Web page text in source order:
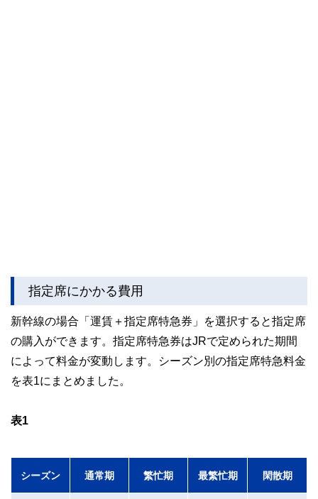
指定席にかかる費用
新幹線の場合「運賃＋指定席特急券」を選択すると指定席
の購入ができます。指定席特急券はJRで定められた期間
によって料金が変動します。シーズン別の指定席特急料金
を表1にまとめました。
表1
シーズン 通常期 繁忙期 最繁忙期 閑散期